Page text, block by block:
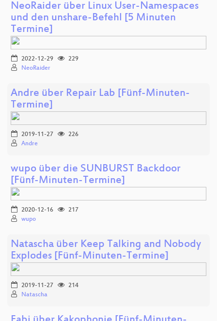
NeoRaider über Linux User-Namespaces
und den unshare-Befehl [5 Minuten
Termine]
2022-12-29
229
NeoRaider
Andre über Repair Lab [Fünf-Minuten-
Termine]
2019-11-27
226
Andre
wupo über die SUNBURST Backdoor
[Fünf-Minuten-Termine]
2020-12-16
217
wupo
Natascha über Keep Talking and Nobody
Explodes [Fünf-Minuten-Termine]
2019-11-27
214
Natascha